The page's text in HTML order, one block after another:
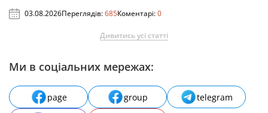
03.08.2026Переглядів:685Коментарі:0
Дивитись усі статті
Ми в соціальних мережах:
page group
telegram